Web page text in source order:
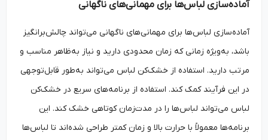
آماده‌سازی لباس‌ها برای مهمانی‌های ناگهانی
آماده‌سازی لباس‌ها برای مهمانی‌های ناگهانی می‌تواند چالش‌برانگیز
باشد، به‌ویژه زمانی که زمان محدودی دارید و نیاز به‌ظاهر مناسب و
مرتب دارید. استفاده از خشک‌کن لباس می‌تواند به‌طور قابل‌توجهی
در این فرآیند کمک کند. استفاده از برنامه‌های سریع در خشک‌کن
لباس می‌تواند لباس‌ها را در مدت‌زمان کوتاهی خشک کند. این
برنامه‌ها معمولاً با حرارت بالا و زمان کمتر طراحی شده‌اند تا لباس‌ها